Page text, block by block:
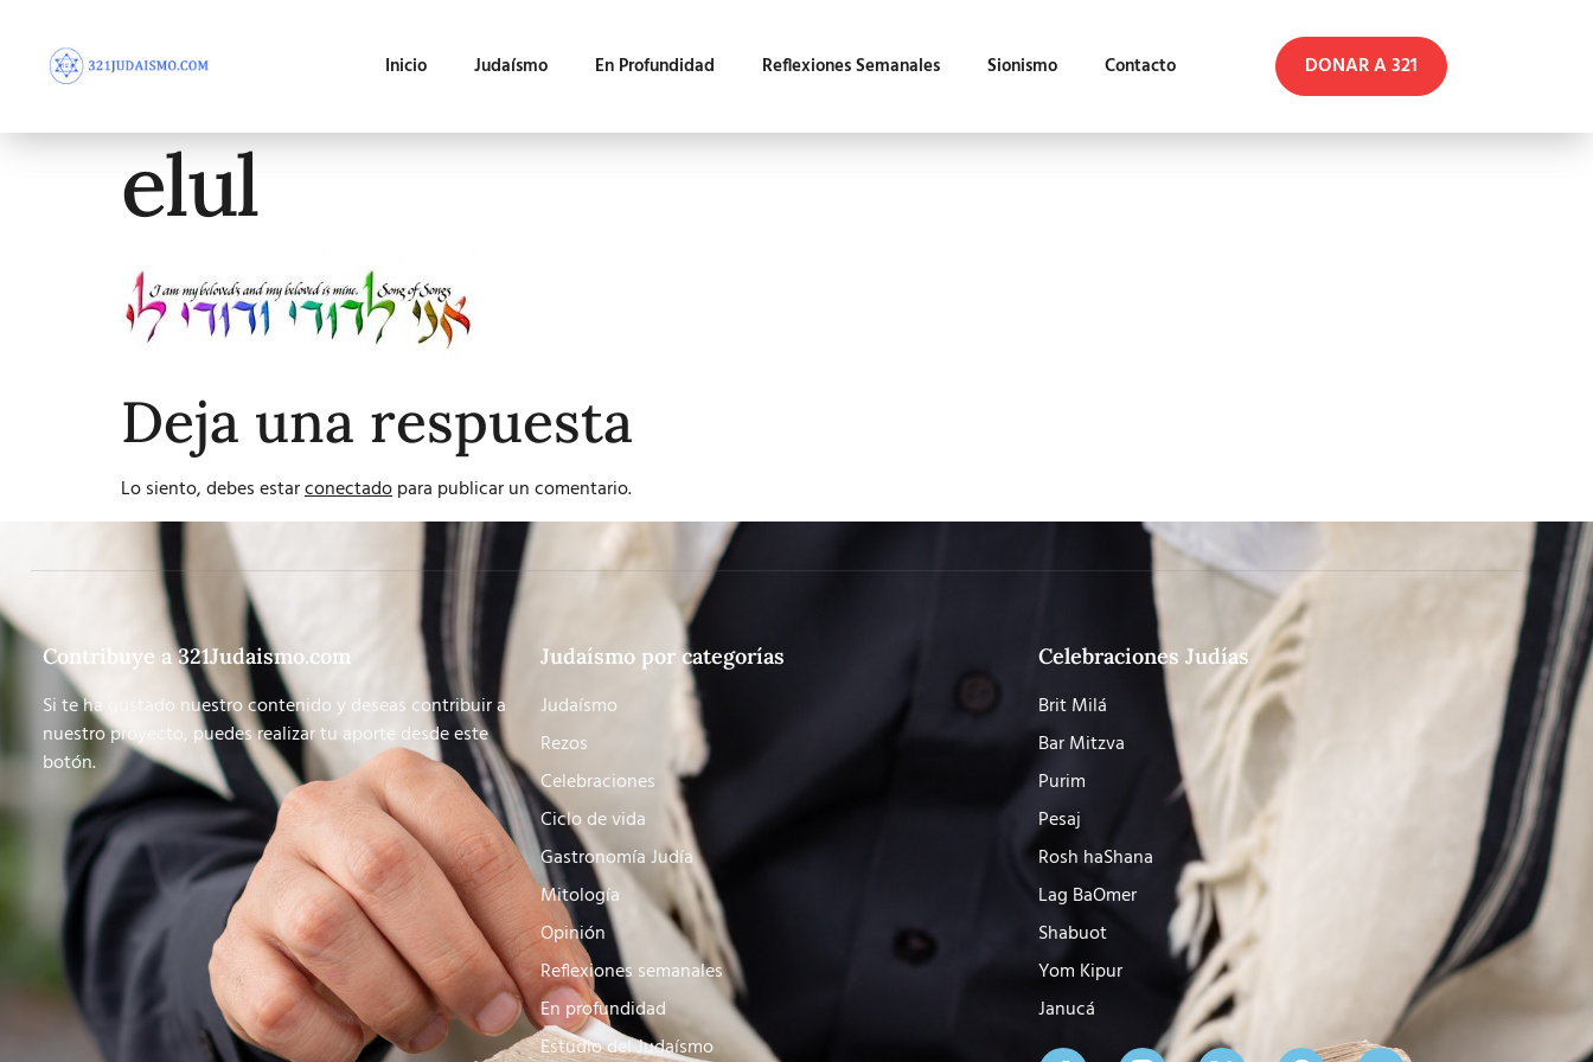
Inicio Judaísmo En Profundidad Reflexiones Semanales Sionismo Contacto DONAR A 321
elul
Deja una respuesta
Lo siento, debes estarconectadopara publicar un comentario.
Contribuye a 321Judaismo.com
Si te ha gustado nuestro contenido y deseas contribuir a
nuestro proyecto, puedes realizar tu aporte desde este
botón.
Judaísmo por categorías
Judaísmo
Rezos
Celebraciones
Ciclo de vida
Gastronomía Judía
Mitología
Opinión
Reflexiones semanales
En profundidad
Estudio del Judaísmo
Celebraciones Judías
Brit Milá
Bar Mitzva
Purim
Pesaj
Rosh haShana
Lag BaOmer
Shabuot
Yom Kipur
Janucá